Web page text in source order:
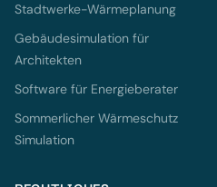
Stadtwerke-Wärmeplanung
Gebäudesimulation für
Architekten
Software für Energieberater
Sommerlicher Wärmeschutz
Simulation